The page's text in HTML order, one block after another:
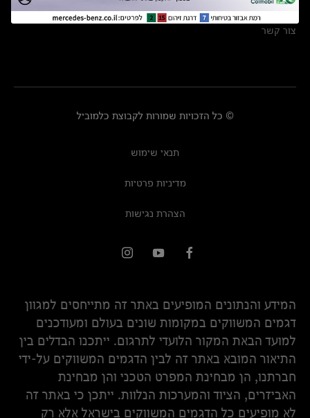
מרכזי שירות
צור קשר
© כל הזכויות שמורות לקבוצת כלמוביל
תנאי שימוש
מדיניות פרטיות
הצהרת נגישות
המידע והנתונים המופיעים באתר זה מתייחסים למגוון
דגמים המשווקים במקומות שונים בעולם ומעודכנים
למועד הבאת המקור הלועדי לתרגום. ייתכנו הבדלים בין
התיאור המובא באתר זה לבין הדגמים המשווקים על-ידי
חברתנו, הן מבחינת המפרט הטכני והן מבחינת
האביזרים, הציוד והמערכות הנלוות. ייתכן כי באתר זה
לא מופיעים כל הדגמים המשווקים בישראל אלא רק